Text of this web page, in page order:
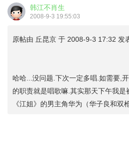
韩江不肖生
2008-9-3 19:55:03
原帖由 丘昆京 于 2008-9-3 17:32 发
哈哈...没问题.下次一定多唱.如需要,
的职责就是唱歌嘛.其实那天下午我是
《江姐》的男主角华为（华子良和双